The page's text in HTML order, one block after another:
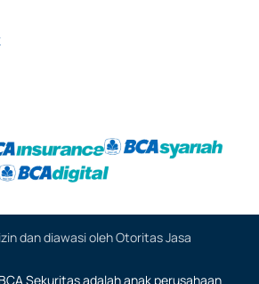
dan diawasi oleh Otoritas Jasa
Sekuritas adalah anak perusahaan